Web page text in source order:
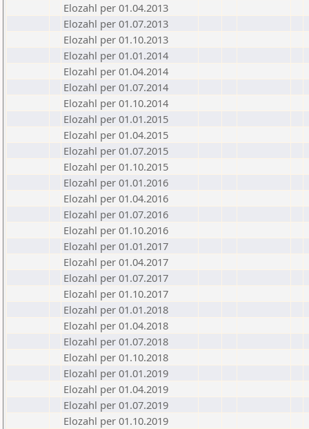
Elozahl per 01.04.2013
Elozahl per 01.07.2013
Elozahl per 01.10.2013
Elozahl per 01.01.2014
Elozahl per 01.04.2014
Elozahl per 01.07.2014
Elozahl per 01.10.2014
Elozahl per 01.01.2015
Elozahl per 01.04.2015
Elozahl per 01.07.2015
Elozahl per 01.10.2015
Elozahl per 01.01.2016
Elozahl per 01.04.2016
Elozahl per 01.07.2016
Elozahl per 01.10.2016
Elozahl per 01.01.2017
Elozahl per 01.04.2017
Elozahl per 01.07.2017
Elozahl per 01.10.2017
Elozahl per 01.01.2018
Elozahl per 01.04.2018
Elozahl per 01.07.2018
Elozahl per 01.10.2018
Elozahl per 01.01.2019
Elozahl per 01.04.2019
Elozahl per 01.07.2019
Elozahl per 01.10.2019